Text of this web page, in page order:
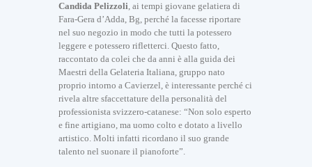
Candida Pelizzoli, ai tempi giovane gelatiera di
Fara-Gera d’Adda, Bg, perché la facesse riportare
nel suo negozio in modo che tutti la potessero
leggere e potessero rifletterci. Questo fatto,
raccontato da colei che da anni è alla guida dei
Maestri della Gelateria Italiana, gruppo nato
proprio intorno a Cavierzel, è interessante perché ci
rivela altre sfaccettature della personalità del
professionista svizzero-catanese: “Non solo esperto
e fine artigiano, ma uomo colto e dotato a livello
artistico. Molti infatti ricordano il suo grande
talento nel suonare il pianoforte”.